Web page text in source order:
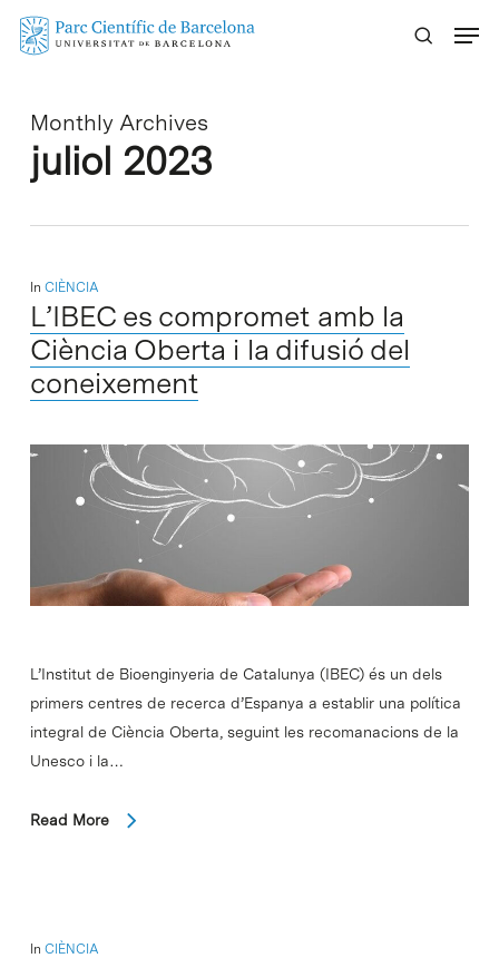
Skip
Monthly Archives
juliol 2023
In CIÈNCIA
L’IBEC es compromet amb la
Ciència Oberta i la difusió del
coneixement
L’Institut de Bioenginyeria de Catalunya (IBEC) és un dels
primers centres de recerca d’Espanya a establir una política
integral de Ciència Oberta, seguint les recomanacions de la
Unesco i la…
Read More
In CIÈNCIA